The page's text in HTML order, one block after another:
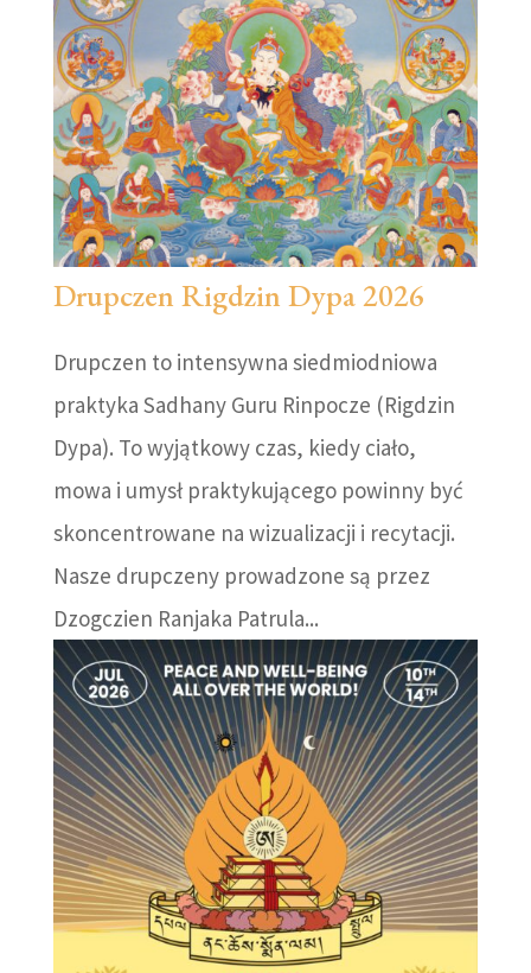
Drupczen Rigdzin Dypa 2026
Drupczen to intensywna siedmiodniowa
praktyka Sadhany Guru Rinpocze (Rigdzin
Dypa). To wyjątkowy czas, kiedy ciało,
mowa i umysł praktykującego powinny być
skoncentrowane na wizualizacji i recytacji.
Nasze drupczeny prowadzone są przez
Dzogczien Ranjaka Patrula...